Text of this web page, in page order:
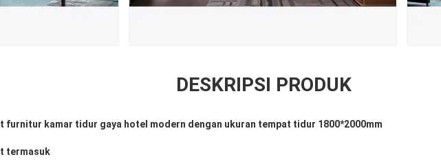
DESKRIPSI PRODUK
furnitur kamar tidur gaya hotel modern dengan ukuran tempat tidur 1800*2000mm
termasuk